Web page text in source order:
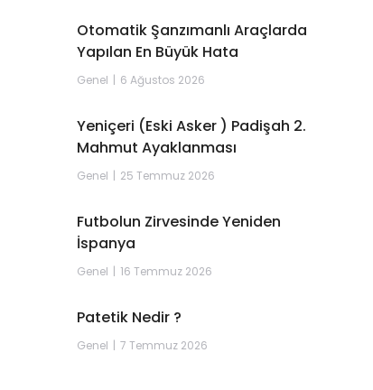
Otomatik Şanzımanlı Araçlarda
Yapılan En Büyük Hata
Genel 6 Ağustos 2026
Yeniçeri (Eski Asker ) Padişah 2.
Mahmut Ayaklanması
Genel 25 Temmuz 2026
Futbolun Zirvesinde Yeniden
İspanya
Genel 16 Temmuz 2026
Patetik Nedir ?
Genel 7 Temmuz 2026